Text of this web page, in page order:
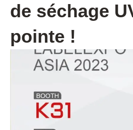
de séchage
pointe !